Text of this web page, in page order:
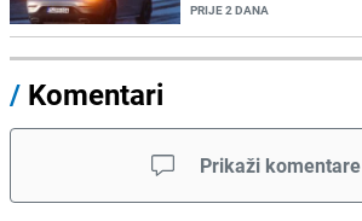
PRIJE 2 DANA
/ Komentari
Prikaži komentare